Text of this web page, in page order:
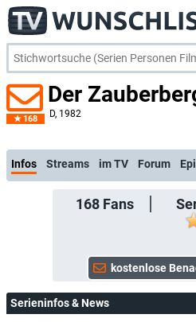
168
Der
D, 1982
01.07.: Neue Folge:
Infos Streams im TV Forum
168Fans
Serieninfos & News